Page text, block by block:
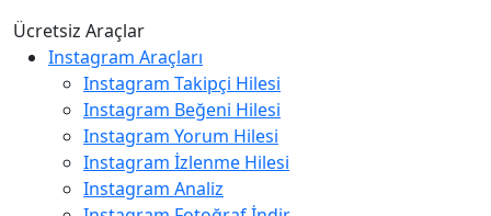
Ücretsiz Araçlar
Instagram Araçları
Instagram Takipçi Hilesi
Instagram Beğeni Hilesi
Instagram Yorum Hilesi
Instagram İzlenme Hilesi
Instagram Analiz